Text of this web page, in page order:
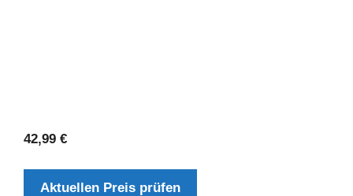
42,99 €
Aktuellen Preis prüfen